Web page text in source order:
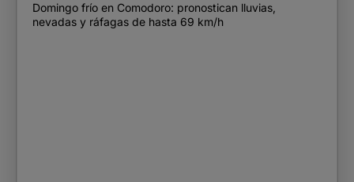
Domingo frío en Comodoro: pronostican lluvias,
nevadas y ráfagas de hasta 69 km/h